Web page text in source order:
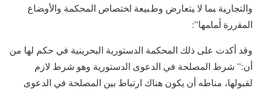
ﻭﺍﻟﺘﺠﺎﺭﻴﺔ ﺒﻤﺎ ﻻ ﻴﺘﻌﺎﺭﺽ ﻭﻁﺒﻴﻌﺔ ﺍﺨﺘﺼﺎﺹ ﺍﻟﻤﺤﻜﻤﺔ ﻭﺍﻷﻭﻀﺎﻉ
ﺍﻟﻤﻘﺭﺭﺓ ﺃﻤﺎﻤﻬﺎ”:
وقد أكدت على ذلك المحكمة الدستورية البحرينية في حكم لها من
أن:” شرط المصلحة في الدعوى الدستورية وهو شرط لازم
لقبولها، مناطه أن يكون هناك ارتباط بين المصلحة في الدعوى